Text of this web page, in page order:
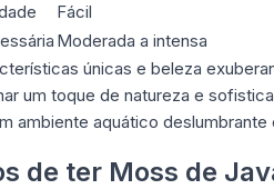
Fácil
Moderada a intensa
únicas e beleza
um toque de natureza e
ambiente aquático deslumbrante
de ter Moss de